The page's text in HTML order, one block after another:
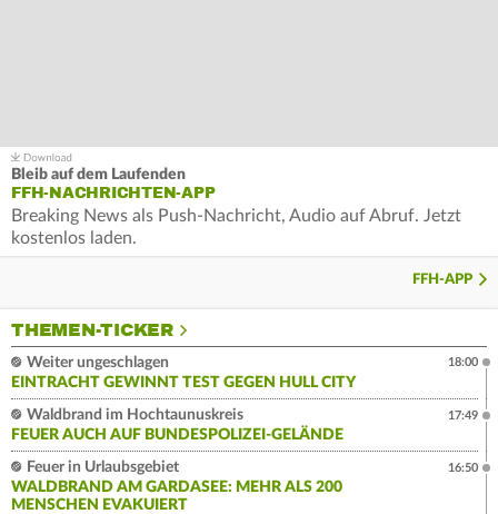
Bleib auf dem Laufenden
FFH-NACHRICHTEN-APP
Breaking News als Push-Nachricht, Audio auf Abruf. Jetzt
kostenlos laden.
FFH-APP
THEMEN-TICKER
Weiter ungeschlagen
EINTRACHT GEWINNT TEST GEGEN HULL CITY
18:00
Waldbrand im Hochtaunuskreis
FEUER AUCH AUF BUNDESPOLIZEI-GELÄNDE
17:49
Feuer in Urlaubsgebiet
WALDBRAND AM GARDASEE: MEHR ALS 200
MENSCHEN EVAKUIERT
16:50